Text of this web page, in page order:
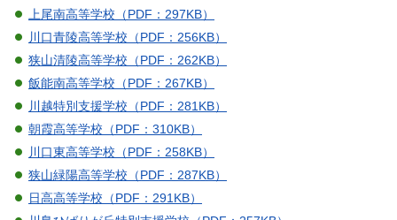
上尾南高等学校（PDF：297KB）
川口青陵高等学校（PDF：256KB）
狭山清陵高等学校（PDF：262KB）
飯能南高等学校（PDF：267KB）
川越特別支援学校（PDF：281KB）
朝霞高等学校（PDF：310KB）
川口東高等学校（PDF：258KB）
狭山緑陽高等学校（PDF：287KB）
日高高等学校（PDF：291KB）